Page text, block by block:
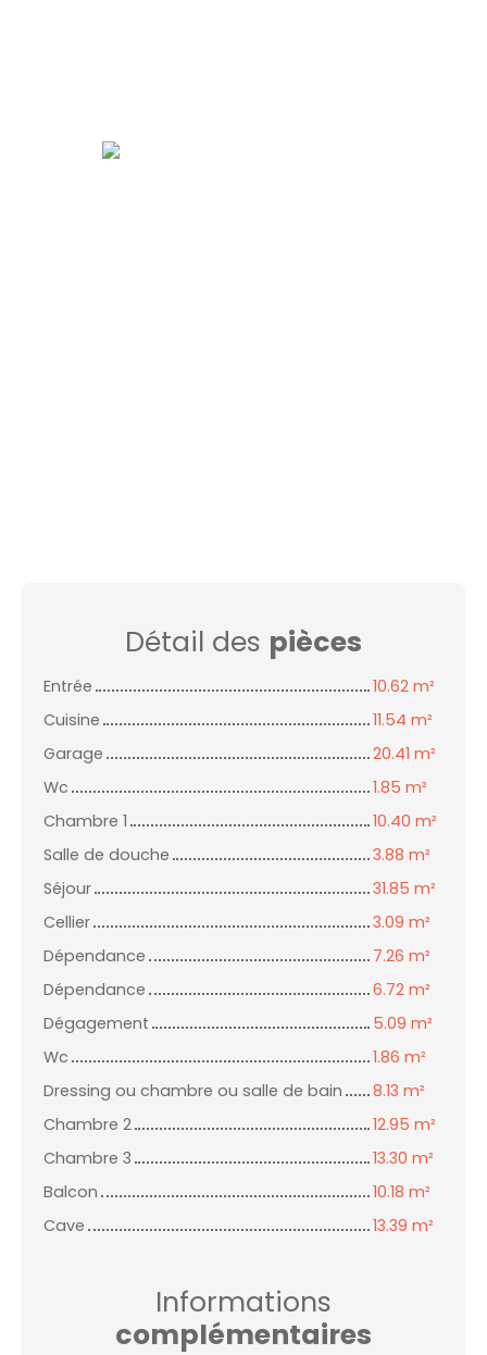
Détail des pièces
Entrée
10.62 m²
Cuisine
11.54 m²
Garage
20.41 m²
Wc
1.85 m²
Chambre 1
10.40 m²
Salle de douche
3.88 m²
Séjour
31.85 m²
Cellier
3.09 m²
Dépendance
7.26 m²
Dépendance
6.72 m²
Dégagement
5.09 m²
Wc
1.86 m²
Dressing ou chambre ou salle de bain
8.13 m²
Chambre 2
12.95 m²
Chambre 3
13.30 m²
Balcon
10.18 m²
Cave
13.39 m²
Informations
complémentaires